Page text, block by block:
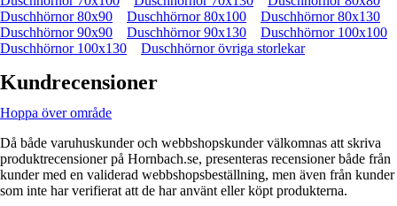
Duschhörnor 80x90
Duschhörnor 80x100
Duschhörnor 80x130
Duschhörnor 90x90
Duschhörnor 90x130
Duschhörnor 100x100
Duschhörnor 100x130
Duschhörnor övriga storlekar
Kundrecensioner
Hoppa över område
Då både varuhuskunder och webbshopskunder välkomnas att skriva
produktrecensioner på Hornbach.se, presenteras recensioner både från
kunder med en validerad webbshopsbeställning, men även från kunder
som inte har verifierat att de har använt eller köpt produkterna.